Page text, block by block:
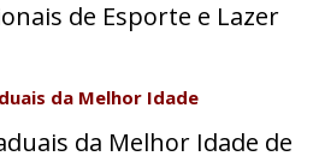
de Esporte e Lazer
da Melhor Idade
da Melhor Idade de